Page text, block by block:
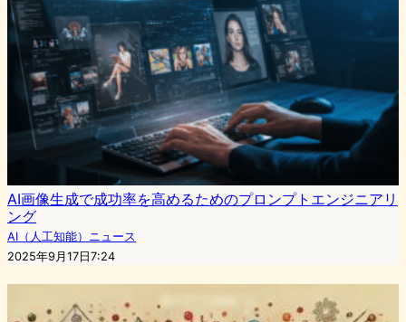
AI画像生成で成功率を高めるためのプロンプトエンジニアリ
ング
AI（人工知能）ニュース
2025年9月17日7:24